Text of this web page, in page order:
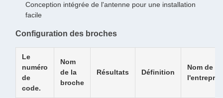
Conception intégrée de l'antenne pour une installation
facile
Configuration des broches
Le
numéro
de
code.
Nom
de la
broche
Résultats Définition
Nom de